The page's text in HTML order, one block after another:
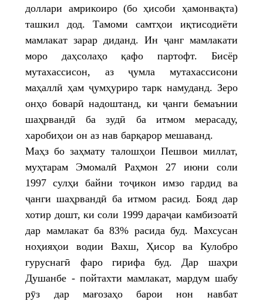
доллари амрикоиро (бо ҳисоби ҳамонвақта)
ташкил дод. Тамоми самтҳои иқтисодиёти
мамлакат зарар диданд. Ин ҷанг мамлакати
моро даҳсолаҳо қафо партофт. Бисёр
мутахассисон, аз ҷумла мутахассисони
маҳаллӣ ҳам ҷумҳуриро тарк намуданд. Зеро
онҳо боварӣ надоштанд, ки ҷанги бемаънии
шаҳрвандӣ ба зудӣ ба итмом мерасаду,
харобиҳои он аз нав барқарор мешаванд.
Маҳз бо заҳмату талошҳои Пешвои миллат,
муҳтарам Эмомалӣ Раҳмон 27 июни соли
1997 сулҳи байни тоҷикон имзо гардид ва
ҷанги шаҳрвандӣ ба итмом расид. Бояд дар
хотир дошт, ки соли 1999 дараҷаи камбизоатӣ
дар мамлакат ба 83% расида буд. Махсусан
ноҳияҳои водии Вахш, Ҳисор ва Кулобро
гуруснагӣ фаро гирифа буд. Дар шаҳри
Душанбе - пойтахти мамлакат, мардум шабу
рӯз дар мағозаҳо барои нон навбат